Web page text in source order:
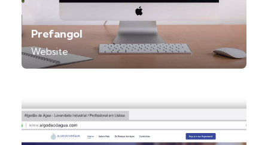
Prefangol
Website